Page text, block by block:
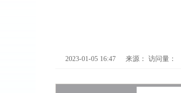
2023-01-05 16:47 来源： 访问量：